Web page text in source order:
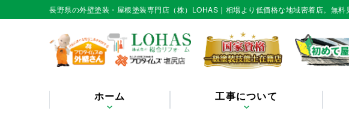
長野県の外壁塗装・屋根塗装専門店（株）LOHAS｜相場より低価格な地域密着店。無
ホーム 工事について